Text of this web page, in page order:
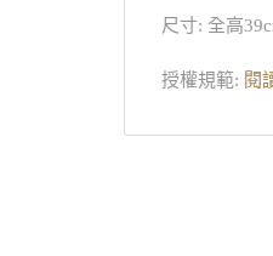
尺寸: 全高
授權規範: 閱